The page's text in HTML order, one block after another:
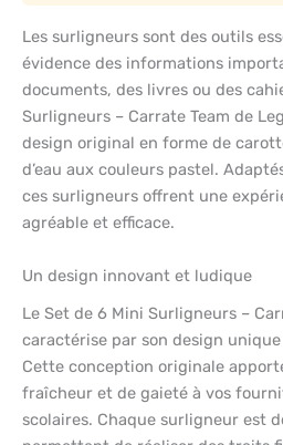
Les surligneurs sont des outils
évidence des informations
documents, des livres ou des
Surligneurs – Carrate Team de
design original en forme de
d’eau aux couleurs pastel.
ces surligneurs offrent une
agréable et efficace.
Un design innovant et ludique
Le Set de 6 Mini Surligneurs –
caractérise par son design
Cette conception originale
fraîcheur et de gaieté à vos
scolaires. Chaque surligneur est